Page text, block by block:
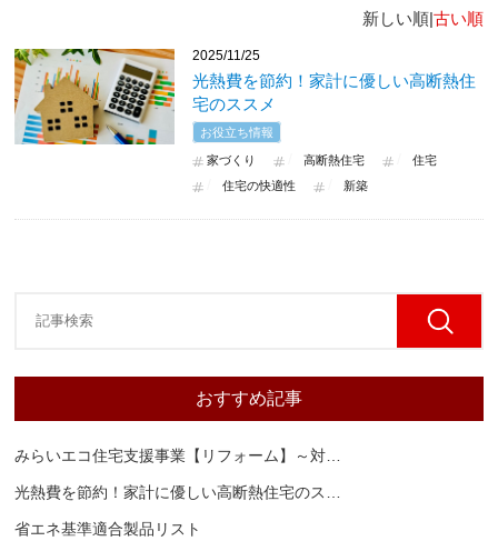
新しい順|古い順
2025/11/25
光熱費を節約！家計に優しい高断熱住
宅のススメ
お役立ち情報
家づくり 高断熱住宅
住宅
住宅の快適性
新築
おすすめ記事
みらいエコ住宅支援事業【リフォーム】～対
光熱費を節約！家計に優しい高断熱住宅のス
省エネ基準適合製品リスト